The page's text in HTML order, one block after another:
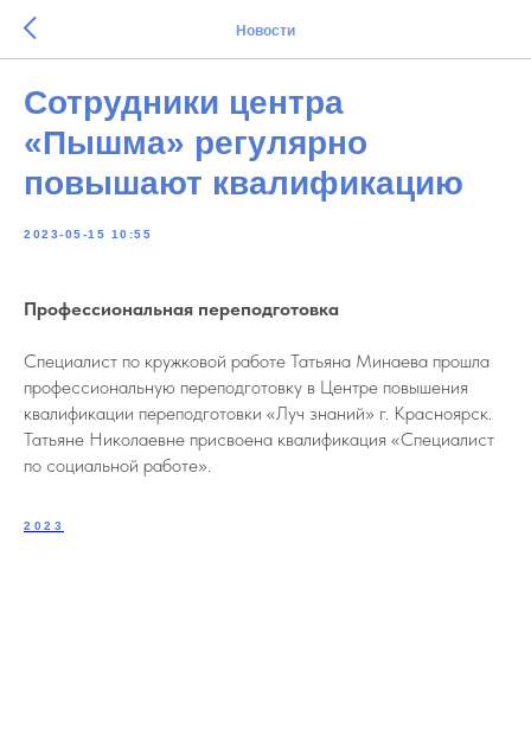
Новости
Сотрудники центра
«Пышма» регулярно
повышают квалификацию
2023-05-15 10:55
Профессиональная переподготовка
Специалист по кружковой работе Татьяна Минаева прошла
профессиональную переподготовку в Центре повышения
квалификации переподготовки «Луч знаний» г. Красноярск.
Татьяне Николаевне присвоена квалификация «Специалист
по социальной работе».
2023